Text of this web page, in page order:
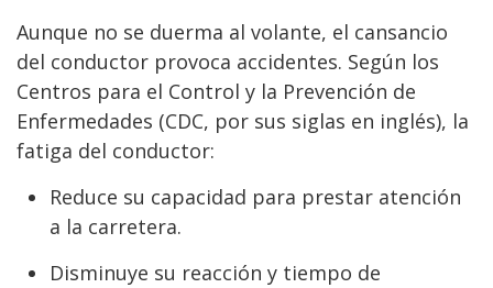
Aunque no se duerma al volante, el cansancio
del conductor provoca accidentes. Según los
Centros para el Control y la Prevención de
Enfermedades (CDC, por sus siglas en inglés), la
fatiga del conductor:
Reduce su capacidad para prestar atención
a la carretera.
Disminuye su reacción y tiempo de